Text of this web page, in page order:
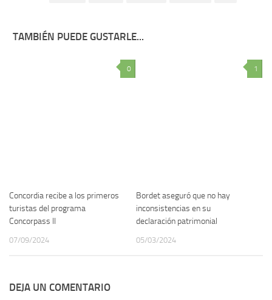
TAMBIÉN PUEDE GUSTARLE...
0
Concordia recibe a los primeros
turistas del programa
Concorpass II
07/09/2024
1
Bordet aseguró que no hay
inconsistencias en su
declaración patrimonial
05/03/2024
DEJA UN COMENTARIO